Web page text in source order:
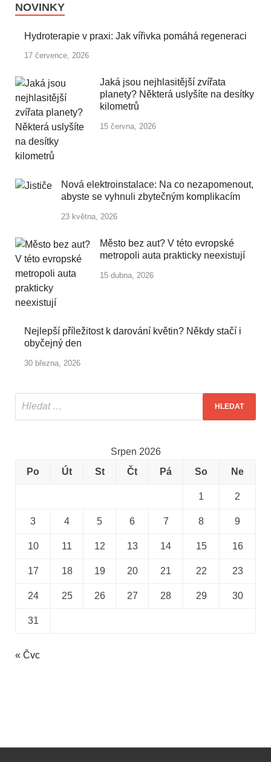
NOVINKY
Hydroterapie v praxi: Jak vířivka pomáhá regeneraci
17 července, 2026
Jaká jsou nejhlasitější zvířata
planety? Některá uslyšíte na desítky
kilometrů
15 června, 2026
Nová elektroinstalace: Na co nezapomenout,
abyste se vyhnuli zbytečným komplikacím
23 května, 2026
Město bez aut? V této evropské
metropoli auta prakticky neexistují
15 dubna, 2026
Nejlepší příležitost k darování květin? Někdy stačí i
obyčejný den
30 března, 2026
Srpen 2026
Po
Út St Čt Pá So Ne
1 2
3 4 5 6 7 8 9
10 11 12 13 14 15 16
17 18 19 20 21 22 23
24 25 26 27 28 29 30
31
« Čvc